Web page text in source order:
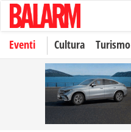
Eventi Cultura Turismo